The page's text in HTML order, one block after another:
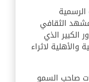
الثقافي
الكبير الذي
لاثراء
صاحب السمو